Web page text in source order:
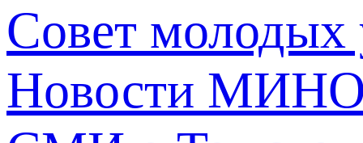
Совет молодых
Новости